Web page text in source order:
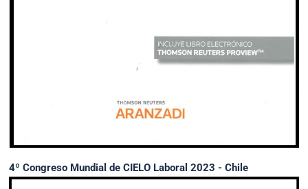
4º Congreso Mundial de CIELO Laboral 2023 - Chile